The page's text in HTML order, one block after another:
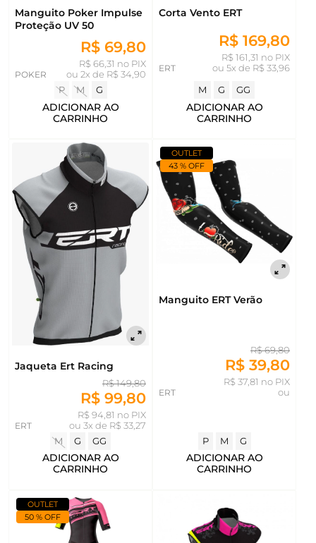
Manguito Poker Impulse
Proteção UV 50
R$ 69,80
R$ 66,31 no PIX
ou 2x de R$ 34,90
POKER
P
M G
ADICIONAR AO
CARRINHO
Corta Vento ERT
R$ 169,80
R$ 161,31 no PIX
ou 5x de R$ 33,96
ERT
M G GG
ADICIONAR AO
CARRINHO
Jaqueta Ert Racing
R$ 149,80
R$ 99,80
R$ 94,81 no PIX
ou 3x de R$ 33,27
ERT
M
G GG
ADICIONAR AO
CARRINHO
OUTLET
43 % OFF
Manguito ERT Verão
R$ 69,80
R$ 39,80
R$ 37,81 no PIX
ou
ERT
P M G
ADICIONAR AO
CARRINHO
OUTLET
50 % OFF